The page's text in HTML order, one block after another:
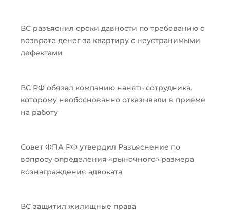
ВС разъяснил сроки давности по требованию о
возврате денег за квартиру с неустранимыми
дефектами
ВС РФ обязал компанию нанять сотрудника,
которому необоснованно отказывали в приеме
на работу
Совет ФПА РФ утвердил Разъяснение по
вопросу определения «рыночного» размера
вознаграждения адвоката
ВС защитил жилищные права